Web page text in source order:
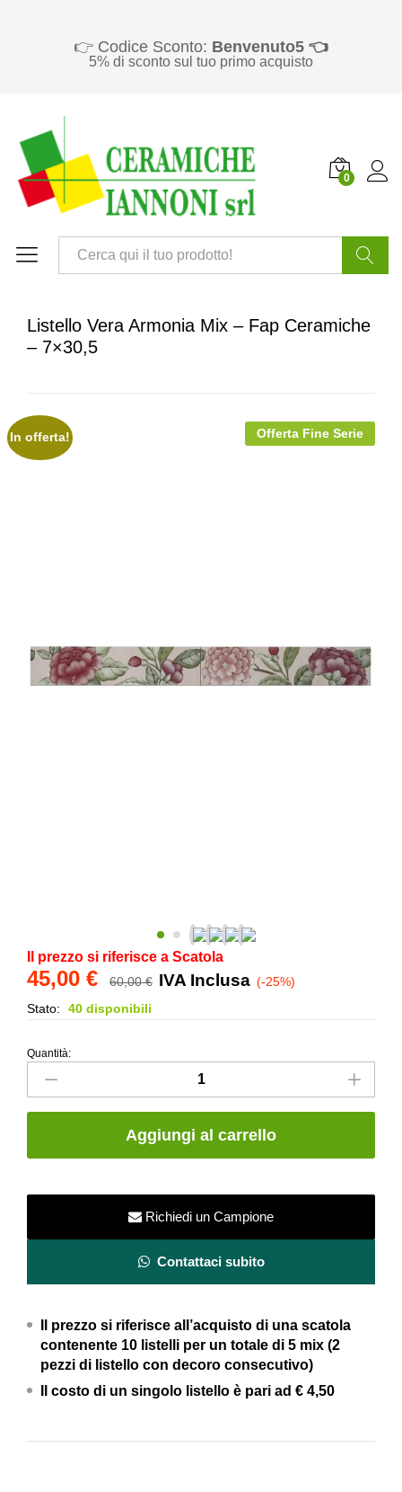
👉 Codice Sconto: Benvenuto5 👈
5% di sconto sul tuo primo acquisto
0
Listello Vera Armonia Mix – Fap Ceramiche
– 7×30,5
In offerta! Offerta Fine Serie
Il prezzo si riferisce a Scatola
45,00 € 60,00€ IVA Inclusa (-25%)
Stato:
40 disponibili
Listello
Vera
Ceramiche
7x30,5
Quantità:
Aggiungi al carrello
Richiedi un Campione
Contattaci subito
Il prezzo si riferisce all’acquisto di una scatola
contenente 10 listelli per un totale di 5 mix (2
pezzi di listello con decoro consecutivo)
Il costo di un singolo listello è pari ad € 4,50